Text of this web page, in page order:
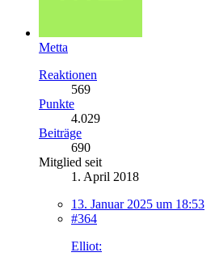
Metta
Reaktionen
569
Punkte
4.029
Beiträge
690
Mitglied seit
1. April 2018
13. Januar 2025 um 18:53
#364
Elliot: